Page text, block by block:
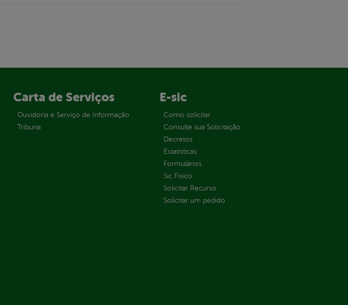
Carta de Serviços
Ouvidoria e Serviço de Informação
Tribuna
E-sic
Como solicitar
Consulte sua Solicitação
Decretos
Estatísticas
Formulários
Sic Físico
Solicitar Recurso
Solicitar um pedido